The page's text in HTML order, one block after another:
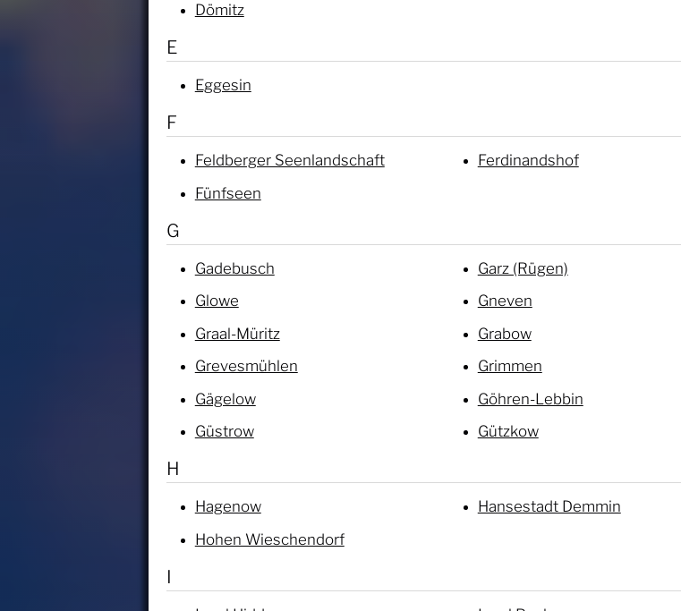
Dömitz
E
Eggesin
F
Feldberger Seenlandschaft Ferdinandshof
Fünfseen
G
Gadebusch Garz (Rügen)
Glowe
Gneven
Graal-Müritz
Grabow
Grevesmühlen
Grimmen
Gägelow
Göhren-Lebbin
Güstrow
Gützkow
H
Hagenow Hansestadt Demmin
Hohen Wieschendorf
I